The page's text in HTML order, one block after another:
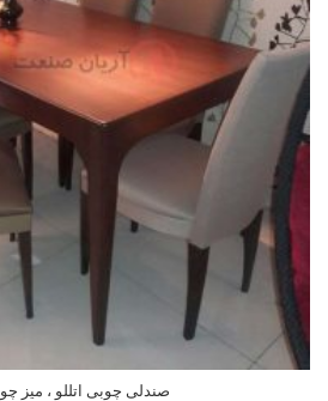
صندلی چوبی اتللو ، میز